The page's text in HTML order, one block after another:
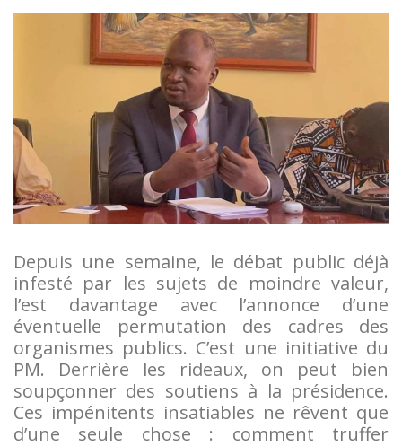
Depuis une semaine, le débat public déjà
infesté par les sujets de moindre valeur,
l’est davantage avec l’annonce d’une
éventuelle permutation des cadres des
organismes publics. C’est une initiative du
PM. Derrière les rideaux, on peut bien
soupçonner des soutiens à la présidence.
Ces impénitents insatiables ne rêvent que
d’une seule chose : comment truffer